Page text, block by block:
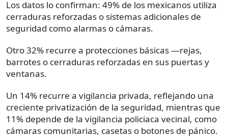
Los datos lo confirman: 49% de los mexicanos utiliza
cerraduras reforzadas o sistemas adicionales de
seguridad como alarmas o cámaras.
Otro 32% recurre a protecciones básicas —rejas,
barrotes o cerraduras reforzadas en sus puertas y
ventanas.
Un 14% recurre a vigilancia privada, reflejando una
creciente privatización de la seguridad, mientras que
11% depende de la vigilancia policiaca vecinal, como
cámaras comunitarias, casetas o botones de pánico.